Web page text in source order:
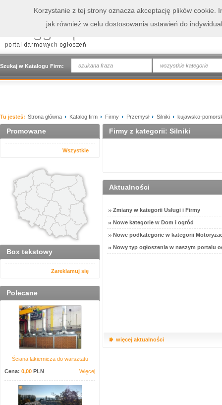
Szukaj w Katalogu Firm: wszystkie kategorie
Tu jesteś: Strona główna Katalog firm Firmy Przemysł Silniki kujawsko-
Promowane
Wszystkie
Box tekstowy
Zareklamuj się
Polecane
Ściana lakiernicza do warsztatu
Cena: 0,00 PLN Więcej
Firmy z kategorii: Silniki
Aktualności
Zmiany w kategorii Usługi i Firmy
Nowe kategorie w Dom i ogród
Nowe podkategorie w kategorii
Nowy typ ogłoszenia w naszym portalu
więcej aktualności
Korzystanie z tej strony oznacza akceptację plików cookie.
jak również w celu dostosowania ustawień do